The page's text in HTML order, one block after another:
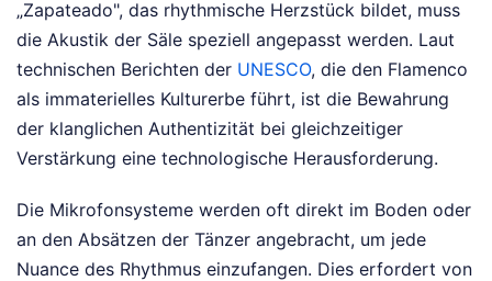
„Zapateado", das rhythmische Herzstück bildet, muss
die Akustik der Säle speziell angepasst werden. Laut
technischen Berichten der UNESCO, die den Flamenco
als immaterielles Kulturerbe führt, ist die Bewahrung
der klanglichen Authentizität bei gleichzeitiger
Verstärkung eine technologische Herausforderung.
Die Mikrofonsysteme werden oft direkt im Boden oder
an den Absätzen der Tänzer angebracht, um jede
Nuance des Rhythmus einzufangen. Dies erfordert von